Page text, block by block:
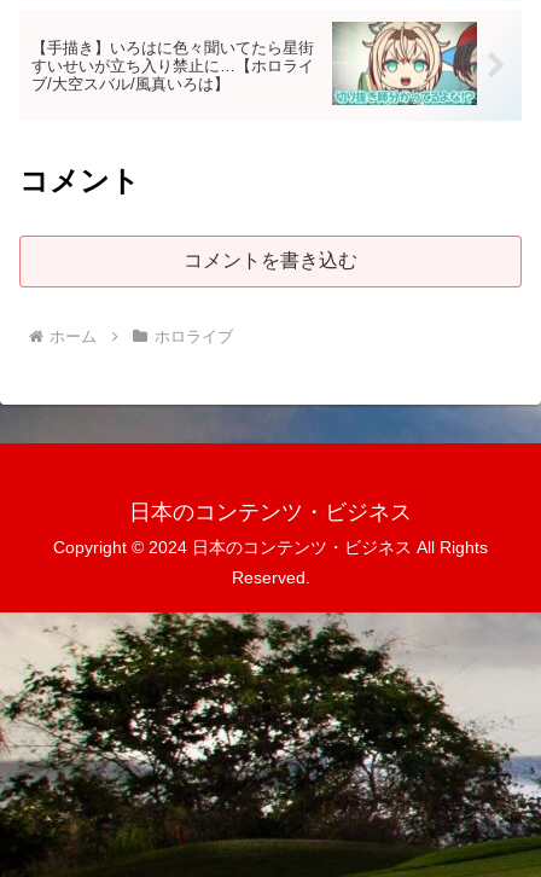
【手描き】いろはに色々聞いてたら星街
すいせいが立ち入り禁止に…【ホロライ
ブ/大空スバル/風真いろは】
コメント
コメントを書き込む
ホーム ホロライブ
日本のコンテンツ・ビジネス
Copyright © 2024 日本のコンテンツ・ビジネス All Rights
Reserved.